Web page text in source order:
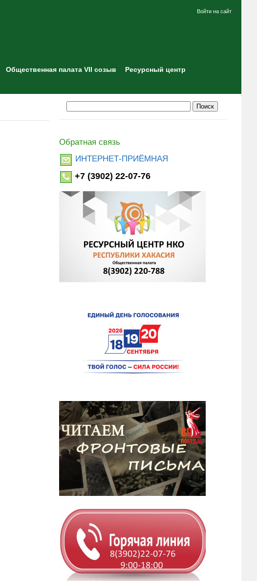
Войти на сайт
Общественная палата VII созыв
Ресурсный центр
Обратная связь
ИНТЕРНЕТ-ПРИЁМНАЯ
+7 (3902) 22-07-76